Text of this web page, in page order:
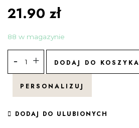
21.90 zł
88 w magazynie
DODAJ DO KOSZYKA
PERSONALIZUJ
DODAJ DO ULUBIONYCH